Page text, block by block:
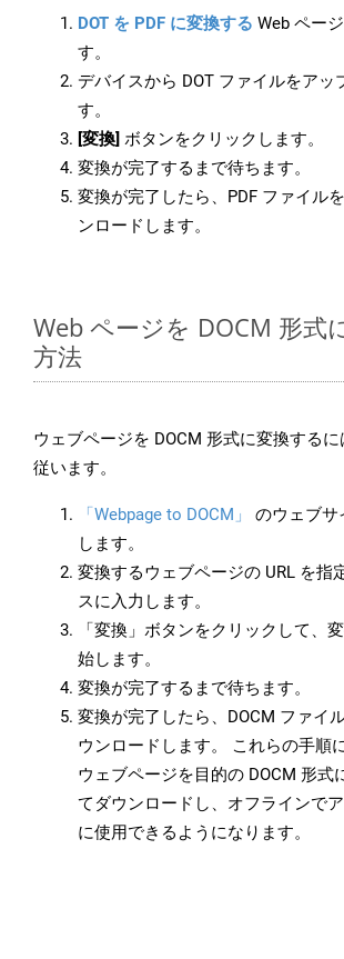
DOT を PDF に変換する Web ペー
す。
デバイスから DOT ファイルをアッ
す。
[変換] ボタンをクリックします。
変換が完了するまで待ちます。
変換が完了したら、PDF ファイル
ンロードします。
Web ページを DOCM 形式
方法
ウェブページを DOCM 形式に変換する
従います。
「Webpage to DOCM」
のウェブサ
します。
変換するウェブページの URL を指
スに入力します。
「変換」ボタンをクリックして、
始します。
変換が完了するまで待ちます。
変換が完了したら、DOCM ファイ
ウンロードします。 これらの手順
ウェブページを目的の DOCM 形式
てダウンロードし、オフラインで
に使用できるようになります。